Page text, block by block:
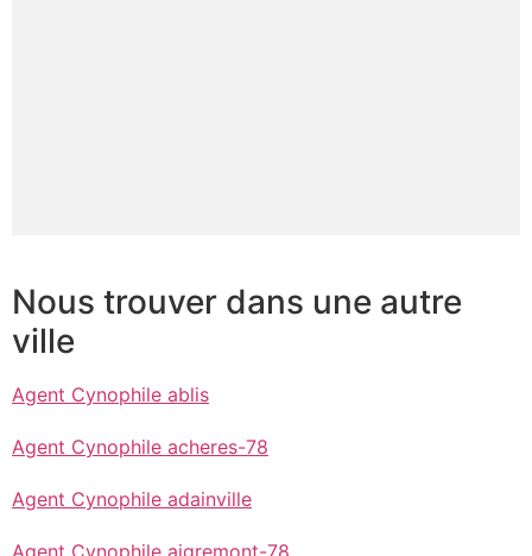
Nous trouver dans une autre
ville
Agent Cynophile ablis
Agent Cynophile acheres-78
Agent Cynophile adainville